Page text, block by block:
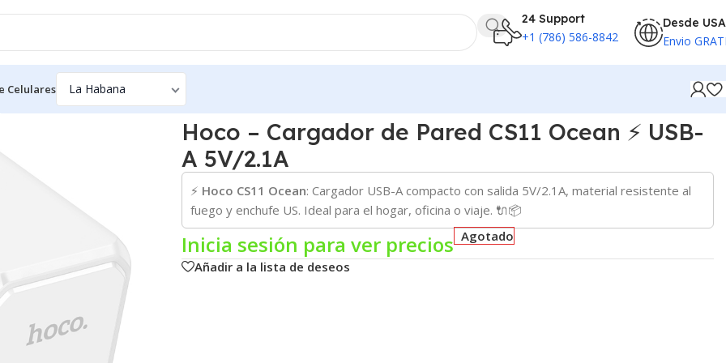
24 Support
+1 (786) 586-8842
Desde USA
Envio
Celulares
de Pared CS11 Ocean ⚡ USB-A 5V/2.1A
Hoco – Cargador de Pared CS11 Ocean ⚡ USB-
A 5V/2.1A
⚡ Hoco CS11 Ocean: Cargador USB-A compacto con salida 5V/2.1A, material resistente al
fuego y enchufe US. Ideal para el hogar, oficina o viaje. 🔌📦
Inicia sesión para ver precios Agotado
Añadir a la lista de deseos